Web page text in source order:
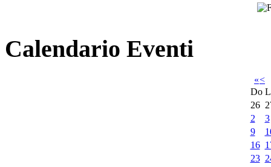
Calendario Eventi
«<
Do
26
2
3
9
16
23